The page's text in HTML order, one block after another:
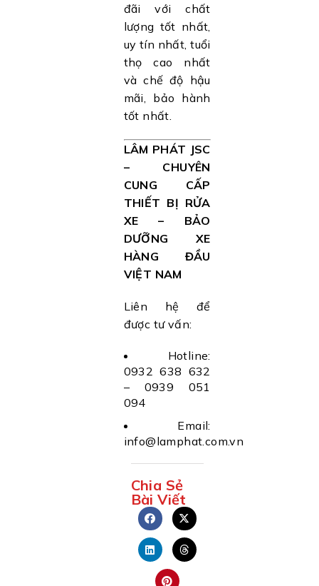
đãi với chất
lượng tốt nhất,
uy tín nhất, tuổi
thọ cao nhất
và chế độ hậu
mãi, bảo hành
tốt nhất.
LÂM PHÁT JSC
– CHUYÊN
CUNG CẤP
THIẾT BỊ RỬA
XE – BẢO
DƯỠNG XE
HÀNG ĐẦU
VIỆT NAM
Liên hệ để
được tư vấn:
Hotline:
0932 638 632
– 0939 051
094
Email:
info@lamphat.com.vn
Chia Sẻ
Bài Viết